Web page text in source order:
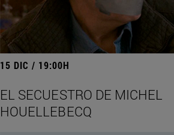
15 DIC / 19:00H
EL SECUESTRO DE MICHEL
HOUELLEBECQ